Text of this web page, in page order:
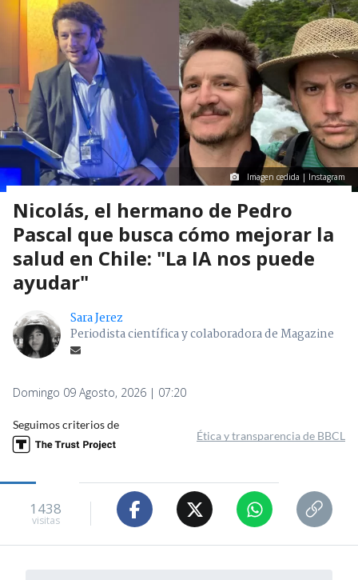
Imagen cedida | Instagram
Nicolás, el hermano de Pedro
Pascal que busca cómo mejorar la
salud en Chile: "La IA nos puede
ayudar"
Sara Jerez
Periodista científica y colaboradora de Magazine
Domingo 09 Agosto, 2026 | 07:20
Seguimos criterios de
Ética y transparencia de BBCL
1438
visitas